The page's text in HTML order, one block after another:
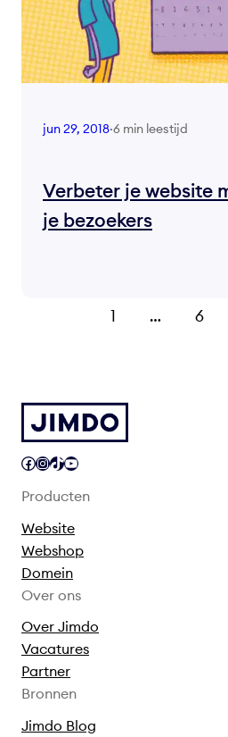
jun 29, 2018·6 min leestijd
Verbeter je website
je bezoekers
1 … 6
Facebook InstagramTikTok YouTube
Producten
Website
Webshop
Domein
Over ons
Over Jimdo
Vacatures
Partner
Bronnen
Jimdo Blog